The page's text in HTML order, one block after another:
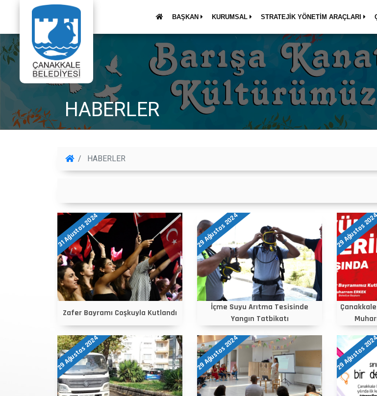
BAŞKAN KURUMSAL STRATEJİK YÖNETİM ARAÇLARI
HABERLER
HABERLER
31 Ağustos 2024
Zafer Bayramı Coşkuyla Kutlandı
29 Ağustos 2024
İçme Suyu Arıtma Tesisinde
Yangın Tatbikatı
29 Ağustos
29 Ağustos 2024 29 Ağustos 2024 29 Ağustos